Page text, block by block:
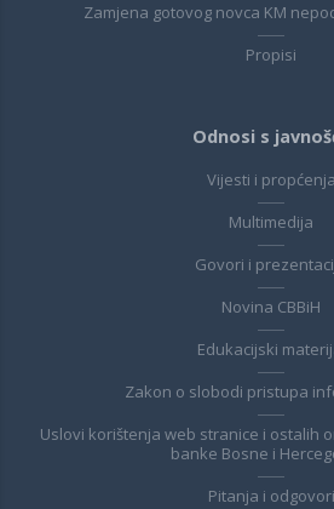
Zamjena gotovog novca KM
Propisi
Odnosi s
Vijesti i propćenja
Multimedija
Govori i
Novina CBBiH
Edukacijski
Zakon o slobodi pristupa
Uslovi korištenja web stranice i ostalih
banke Bosne i
Pitanja i odgovori